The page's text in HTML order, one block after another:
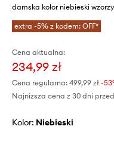
damska kolor niebieski
extra -5% z kodem: OFF*
Cena aktualna:
234,99 zł
Cena regularna: 499,99 zł -
Najniższa cena z 30 dni
Kolor: niebieski